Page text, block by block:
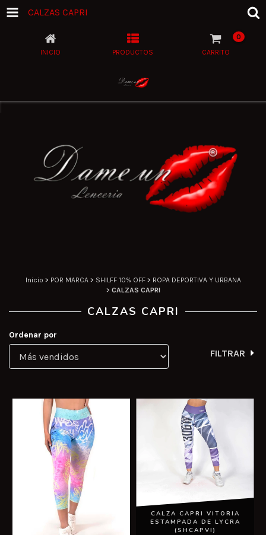
CALZAS CAPRI
INICIO PRODUCTOS CARRITO
0
Inicio > POR MARCA > SHILFF 10% OFF > ROPA DEPORTIVA Y URBANA
> CALZAS CAPRI
CALZAS CAPRI
Ordenar por
FILTRAR
CALZA CAPRI VITORIA
ESTAMPADA DE LYCRA
(SHCAPVI)